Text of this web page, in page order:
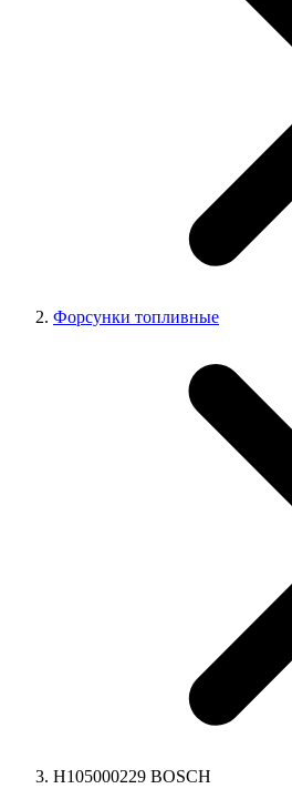
Форсунки топливные
H105000229 BOSCH